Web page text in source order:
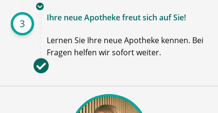
3 Ihre neue Apotheke freut sich auf Sie!
Lernen Sie Ihre neue Apotheke kennen. Bei
Fragen helfen wir sofort weiter.